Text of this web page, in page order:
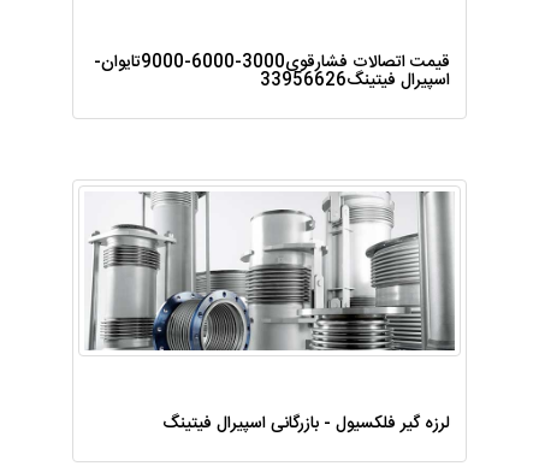
قیمت اتصالات فشارقوی3000-6000-9000تایوان-
اسپیرال فیتینگ33956626
لرزه گیر فلکسیول - بازرگانی اسپیرال فیتینگ